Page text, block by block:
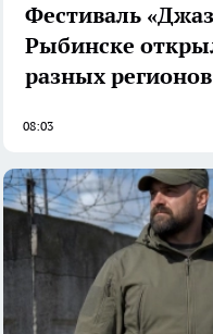
Фестиваль
Рыбинске
разных регионов
08:03